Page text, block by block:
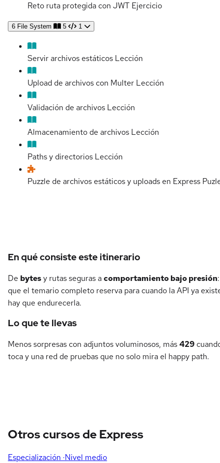
Reto ruta protegida con JWT Ejercicio
6 File System 5 1
Servir archivos estáticos Lección
Upload de archivos con Multer Lección
Validación de archivos Lección
Almacenamiento de archivos Lección
Paths y directorios Lección
Puzzle de archivos estáticos y uploads en Express
Detalles del curso
En qué consiste este itinerario
De bytesy rutas seguras acomportamiento bajo presión
que el temario completo reserva para cuando la API ya
hay que endurecerla.
Lo que te llevas
Menos sorpresas con adjuntos voluminosos, más429
toca y una red de pruebas que no solo mira el happy path.
Otros cursos de Express
Especialización ·Nivel medio